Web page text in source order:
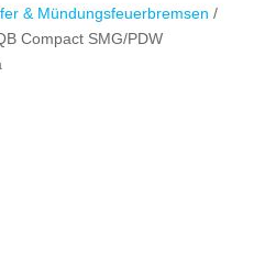
& Mündungsfeuerbremsen /
Compact SMG/PDW